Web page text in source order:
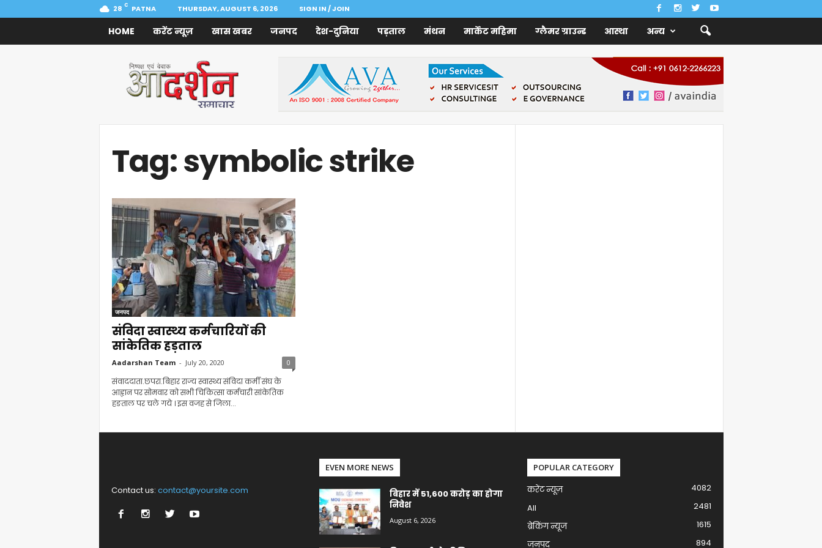
28 C PATNA THURSDAY, AUGUST 6, 2026 SIGN IN / JOIN
HOME करेंट न्यूज़ खास खबर जनपद देश-दुनिया पड़ताल मंथन मार्केट महिमा ग्लैमर ग्राउन्ड आस्था अन्य
Samachar
Tag: symbolic strike
जनपद
संविदा स्वास्थ्य कर्मचारियों की
सांकेतिक हड़ताल
Aadarshan Team - July 20, 2020 0
संवाददाता.छपरा.बिहार राज्य स्वास्थ्य संविदा कर्मी संघ के
आह्वान पर सोमवार को सभी चिकित्सा कर्मचारी सांकेतिक
हङताल पर चले गये । इस वजह से जिला...
Contact us: contact@yoursite.com
EVEN MORE NEWS
बिहार में 51,600 करोड़ का होगा
निवेश
August 6, 2026
POPULAR CATEGORY
करेंट न्यूज़
4082
All
2481
ब्रेकिंग न्यूज
1615
जनपद
894